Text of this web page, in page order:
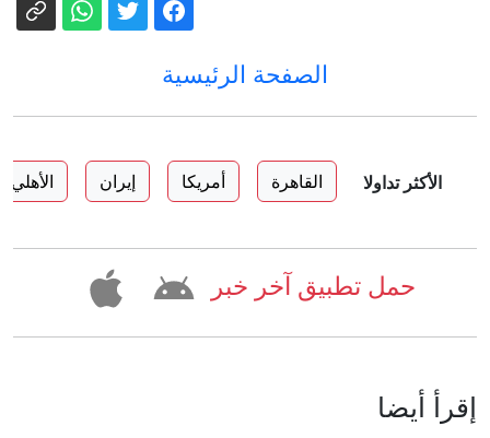
الصفحة الرئيسية
الأكثر تداولا القاهرة أمريكا إيران الأهلي
حمل تطبيق آخر خبر
إقرأ أيضا